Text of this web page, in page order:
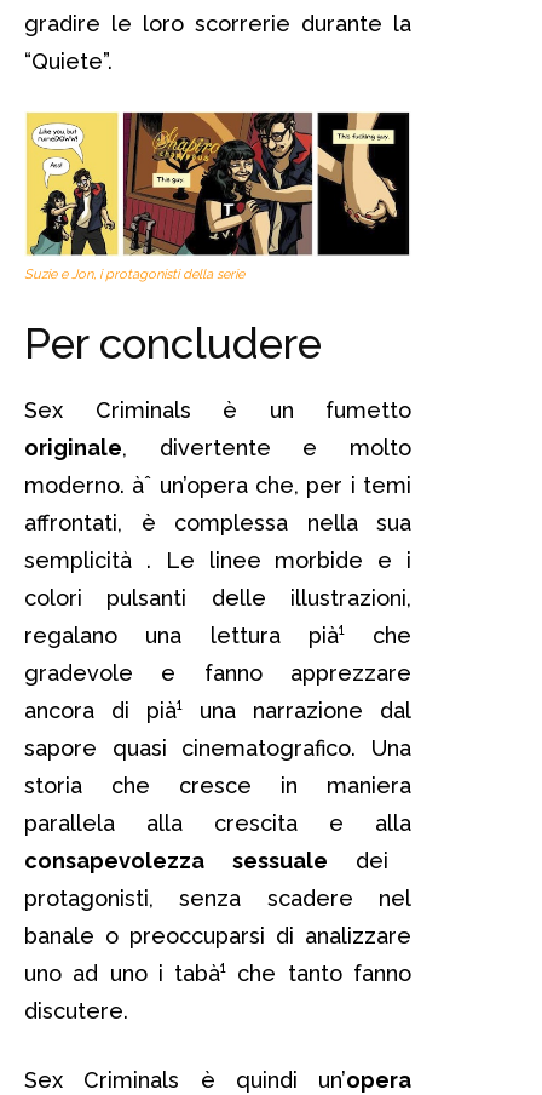
gradire le loro scorrerie durante la
“Quiete”.
Suzie e Jon, i protagonisti della serie
Per concludere
Sex Criminals è un fumetto
originale, divertente e molto
moderno. àˆ un’opera che, per i temi
affrontati, è complessa nella sua
semplicità . Le linee morbide e i
colori pulsanti delle illustrazioni,
regalano una lettura pià¹ che
gradevole e fanno apprezzare
ancora di pià¹ una narrazione dal
sapore quasi cinematografico. Una
storia che cresce in maniera
parallela alla crescita e alla
consapevolezza sessuale dei
protagonisti, senza scadere nel
banale o preoccuparsi di analizzare
uno ad uno i tabà¹ che tanto fanno
discutere.
Sex Criminals è quindi un’opera